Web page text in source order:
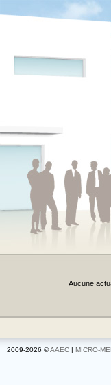
Aucune
2009-2026 ©AAEC | MICRO-